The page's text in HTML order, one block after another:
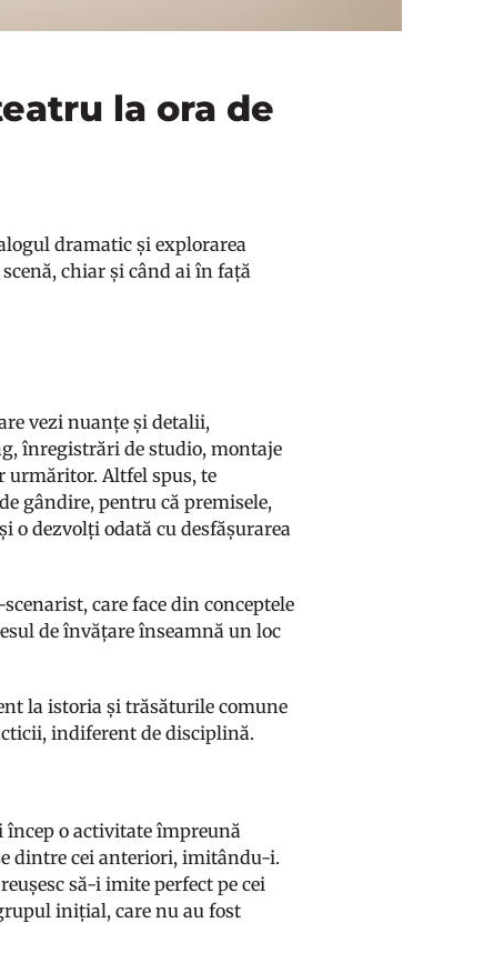
la ora de
dramatic și explorarea
chiar și când ai în față
vezi nuanțe și detalii,
înregistrări de studio, montaje
urmăritor. Altfel spus, te
gândire, pentru că premisele,
o dezvolți odată cu desfășurarea
care face din conceptele
de învățare înseamnă un loc
la istoria și trăsăturile comune
indiferent de disciplină.
încep o activitate împreună
dintre cei anteriori, imitându-i.
să-i imite perfect pe cei
inițial, care nu au fost